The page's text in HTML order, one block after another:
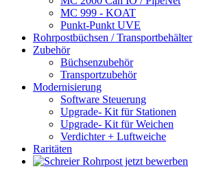
MC 999 - KOAT
Punkt-Punkt UVE
Rohrpostbüchsen / Transportbehälter
Zubehör
Büchsenzubehör
Transportzubehör
Modernisierung
Software Steuerung
Upgrade- Kit für Stationen
Upgrade- Kit für Weichen
Verdichter + Luftweiche
Raritäten